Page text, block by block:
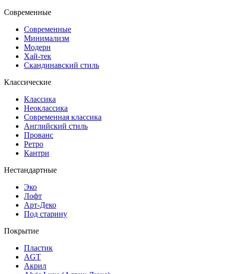
Современные
Современные
Минимализм
Модерн
Хай-тек
Скандинавский стиль
Классические
Классика
Неоклассика
Современная классика
Английский стиль
Прованс
Ретро
Кантри
Нестандартные
Эко
Лофт
Арт-Деко
Под старину
Покрытие
Пластик
AGT
Акрил